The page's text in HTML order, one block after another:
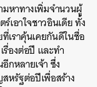
หาทางเพิ่มจำนวนผู้
เอาใจชาวอินเดีย ทั้ง
เราคุ้นเคยกันดีในชื่อ
องต่อปี และทำ
หลายเจ้า ซึ่ง
หรัฐต่อปีเพื่อสร้าง